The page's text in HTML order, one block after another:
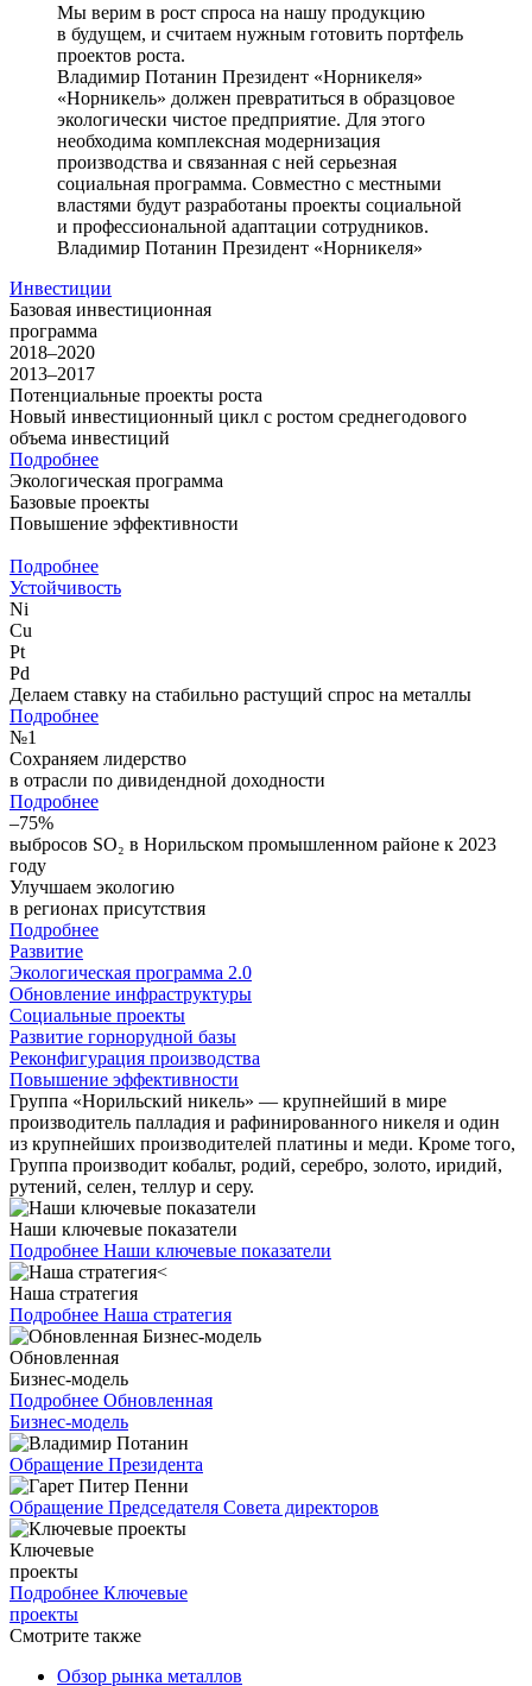
Мы верим в рост спроса на нашу продукцию
в будущем, и считаем нужным готовить портфель
проектов роста.
Владимир Потанин Президент «Норникеля»
«Норникель» должен превратиться в образцовое
экологически чистое предприятие. Для этого
необходима комплексная модернизация
производства и связанная с ней серьезная
социальная программа. Совместно с местными
властями будут разработаны проекты социальной
и профессиональной адаптации сотрудников.
Владимир Потанин Президент «Норникеля»
Инвестиции
Базовая инвестиционная
программа
2018–2020
2013–2017
Потенциальные проекты роста
Новый инвестиционный цикл с ростом среднегодового
объема инвестиций
Подробнее
Экологическая программа
Базовые проекты
Повышение эффективности
Подробнее
Устойчивость
Ni
Cu
Pt
Pd
Делаем ставку на стабильно растущий спрос на металлы
Подробнее
№1
Сохраняем лидерство
в отрасли по дивидендной доходности
Подробнее
–75%
выбросов SO₂ в Норильском промышленном районе к 2023
году
Улучшаем экологию
в регионах присутствия
Подробнее
Развитие
Экологическая программа 2.0
Обновление инфраструктуры
Социальные проекты
Развитие горнорудной базы
Реконфигурация производства
Повышение эффективности
Группа «Норильский никель» — крупнейший в мире
производитель палладия и рафинированного никеля и один
из крупнейших производителей платины и меди. Кроме того,
Группа производит кобальт, родий, серебро, золото, иридий,
рутений, селен, теллур и серу.
Наши ключевые показатели
Подробнее Наши ключевые показатели
Наша стратегия
Подробнее Наша стратегия
Обновленная
Бизнес-модель
Подробнее Обновленная
Бизнес-модель
Обращение Президента
Обращение Председателя Совета директоров
Ключевые
проекты
Подробнее Ключевые
проекты
Смотрите также
Обзор рынка металлов